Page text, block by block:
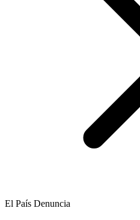
El País Denuncia